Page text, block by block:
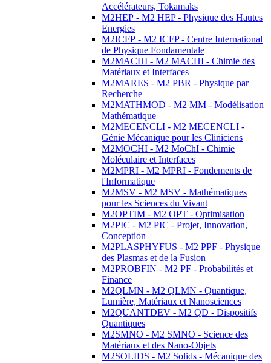
Accélérateurs, Tokamaks
M2HEP - M2 HEP - Physique des Hautes
Energies
M2ICFP - M2 ICFP - Centre International
de Physique Fondamentale
M2MACHI - M2 MACHI - Chimie des
Matériaux et Interfaces
M2MARES - M2 PBR - Physique par
Recherche
M2MATHMOD - M2 MM - Modélisation
Mathématique
M2MECENCLI - M2 MECENCLI -
Génie Mécanique pour les Cliniciens
M2MOCHI - M2 MoChI - Chimie
Moléculaire et Interfaces
M2MPRI - M2 MPRI - Fondements de
l'Informatique
M2MSV - M2 MSV - Mathématiques
pour les Sciences du Vivant
M2OPTIM - M2 OPT - Optimisation
M2PIC - M2 PIC - Projet, Innovation,
Conception
M2PLASPHYFUS - M2 PPF - Physique
des Plasmas et de la Fusion
M2PROBFIN - M2 PF - Probabilités et
Finance
M2QLMN - M2 QLMN - Quantique,
Lumière, Matériaux et Nanosciences
M2QUANTDEV - M2 QD - Dispositifs
Quantiques
M2SMNO - M2 SMNO - Science des
Matériaux et des Nano-Objets
M2SOLIDS - M2 Solids - Mécanique des